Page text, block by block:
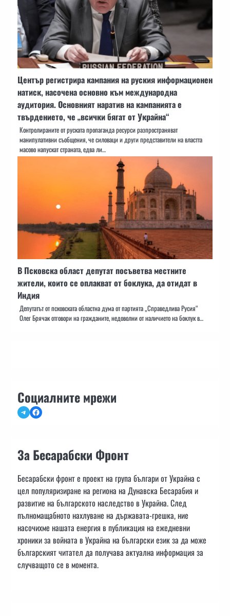
Център регистрира кампания на руския информационен
натиск, насочена основно към международна
аудитория. Основният наратив на кампанията е
твърдението, че „всички бягат от Украйна“
Контролираните от руската пропаганда ресурси разпространяват
манипулативни съобщения, че силоваци и други представители на властта
масово напускат страната, едва ли…
В Псковска област депутат посъветва местните
жители, които се оплакват от боклука, да отидат в
Индия
Депутатът от псковската областна дума от партията „Справедлива Русия“
Олег Брячак отговори на гражданите, недоволни от наличието на боклук в…
Социалните мрежи
TelegramFacebook
За Бесарабски Фронт
Бесарабски фронт е проект на група българи от Украйна с
цел популяризиране на региона на Дунавска Бесарабия и
развитие на българското наследство в Украйна. След
пълномащабното нахлуване на държавата-грешка, ние
насочихме нашата енергия в публикация на ежедневни
хроники за войната в Украйна на български език за да може
българският читател да получава актуална информация за
случващото се в момента.